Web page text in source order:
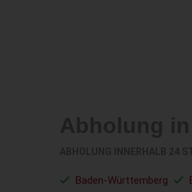
Baden-Württemberg